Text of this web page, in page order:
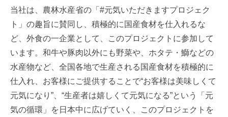
当社は、農林水産省の「#元気いただきますプロジェク
ト」の趣旨に賛同し、積極的に国産食材を仕入れるな
ど、外食の一企業として、このプロジェクトに参加して
います。和牛や豚肉以外にも野菜や、ホタテ・鰤などの
水産物など、全国各地で生産される国産食材を積極的に
仕入れ、お客様にご提供することで“お客様は美味しくて
元気になり”、“生産者は嬉しくて元気になる”という「元
気の循環」を日本中に広げていく、このプロジェクトを